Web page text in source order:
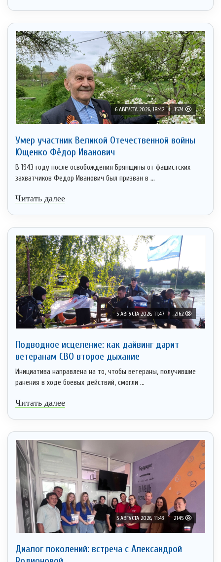
6 АВГУСТА 2026, 18:42 1574
Умер участник Великой Отечественной войны
Ющенко Фёдор Иванович
В 1943 году после освобождения Брянщины от фашистских
захватчиков Федор Иванович был призван в ...
Читать далее
5 АВГУСТА 2026, 11:47 2162
Подводное исцеление: как дайвинг дарит
ветеранам СВО второе дыхание
Инициатива направлена на то, чтобы ветераны, получившие
ранения в ходе боевых действий, смогли ...
Читать далее
5 АВГУСТА 2026, 11:43 2145
Диалог поколений: встреча с Александрой